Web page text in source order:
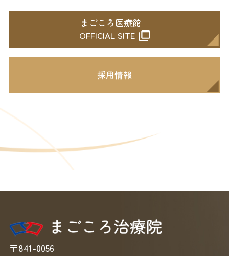
まごころ医療館
OFFICIAL SITE
採用情報
〒841-0056